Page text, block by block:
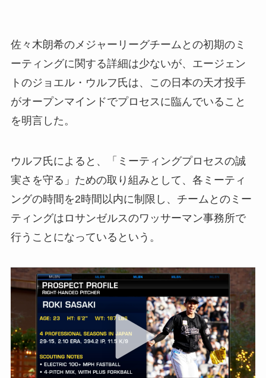
佐々木朗希のメジャーリーグチームとの初期のミ
ーティングに関する詳細は少ないが、エージェン
トのジョエル・ウルフ氏は、この日本の天才投手
がオープンマインドでプロセスに臨んでいること
を明言した。
ウルフ氏によると、「ミーティングプロセスの誠
実さを守る」ための取り組みとして、各ミーティ
ングの時間を2時間以内に制限し、チームとのミー
ティングはロサンゼルスのワッサーマン事務所で
行うことになっているという。